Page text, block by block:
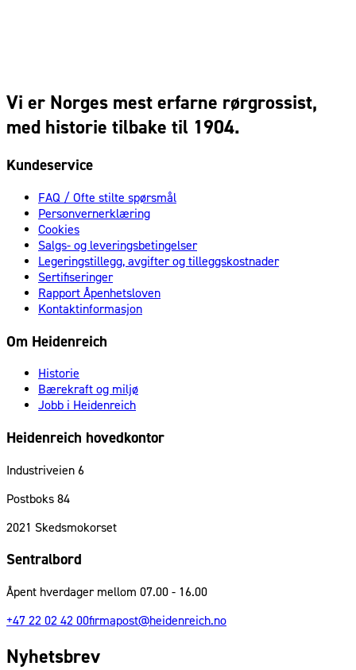
Vi er Norges mest erfarne rørgrossist,
med historie tilbake til 1904.
Kundeservice
FAQ / Ofte stilte spørsmål
Personvernerklæring
Cookies
Salgs- og leveringsbetingelser
Legeringstillegg, avgifter og tilleggskostnader
Sertifiseringer
Rapport Åpenhetsloven
Kontaktinformasjon
Om Heidenreich
Historie
Bærekraft og miljø
Jobb i Heidenreich
Heidenreich hovedkontor
Industriveien 6
Postboks 84
2021 Skedsmokorset
Sentralbord
Åpent hverdager mellom 07.00 - 16.00
+47 22 02 42 00firmapost@heidenreich.no
Nyhetsbrev